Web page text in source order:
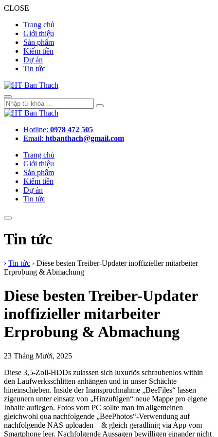
CLOSE
Trang chủ
Giới thiệu
Sản phẩm
Kiếm tiền
Dự án
Tin tức
Hotline: 0978 472 505
Email: htbanthach@gmail.com
Trang chủ
Giới thiệu
Sản phẩm
Kiếm tiền
Dự án
Tin tức
Tin tức
› Tin tức › Diese besten Treiber-Updater inoffizieller mitarbeiter
Erprobung & Abmachung
Diese besten Treiber-Updater
inoffizieller mitarbeiter
Erprobung & Abmachung
23 Tháng Mười, 2025
Diese 3,5-Zoll-HDDs zulassen sich luxuriös schraubenlos within
den Laufwerksschlitten anhängen und in unser Schächte
hineinschieben. Inside der Inanspruchnahme „BeeFiles“ lassen
zigeunern unter einsatz von „Hinzufügen“ neue Mappe pro eigene
Inhalte auflegen. Fotos vom PC sollte man im allgemeinen
gleichwohl qua nachfolgende „BeePhotos“-Verwendung auf
nachfolgende NAS uploaden – & gleich geradlinig via App vom
Smartphone leer. Nachfolgende Aussagen bewilligen einander nicht